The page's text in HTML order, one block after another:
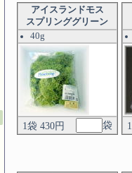
アイスランドモス
スプリンググリーン
40g
1袋 430円 袋